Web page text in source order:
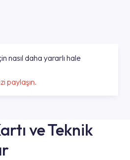
nasıl daha yararlı hale
paylaşın.
ve Teknik